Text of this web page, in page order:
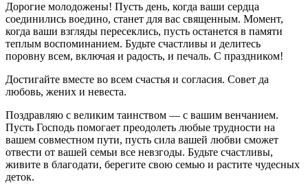
Дорогие молодожены! Пусть день, когда ваши сердца
соединились воедино, станет для вас священным. Момент,
когда ваши взгляды пересеклись, пусть останется в памяти
теплым воспоминанием. Будьте счастливы и делитесь
поровну всем, включая и радость, и печаль. С праздником!
Достигайте вместе во всем счастья и согласия. Совет да
любовь, жених и невеста.
Поздравляю с великим таинством — с вашим венчанием.
Пусть Господь помогает преодолеть любые трудности на
вашем совместном пути, пусть сила вашей любви сможет
отвести от вашей семьи все невзгоды. Будьте счастливы,
живите в благодати, берегите свою семью и растите чудесных
деток.